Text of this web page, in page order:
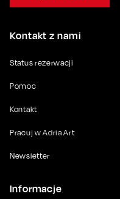
Kontakt z nami
Status rezerwacji
Pomoc
Kontakt
Pracuj w Adria Art
Newsletter
Informacje